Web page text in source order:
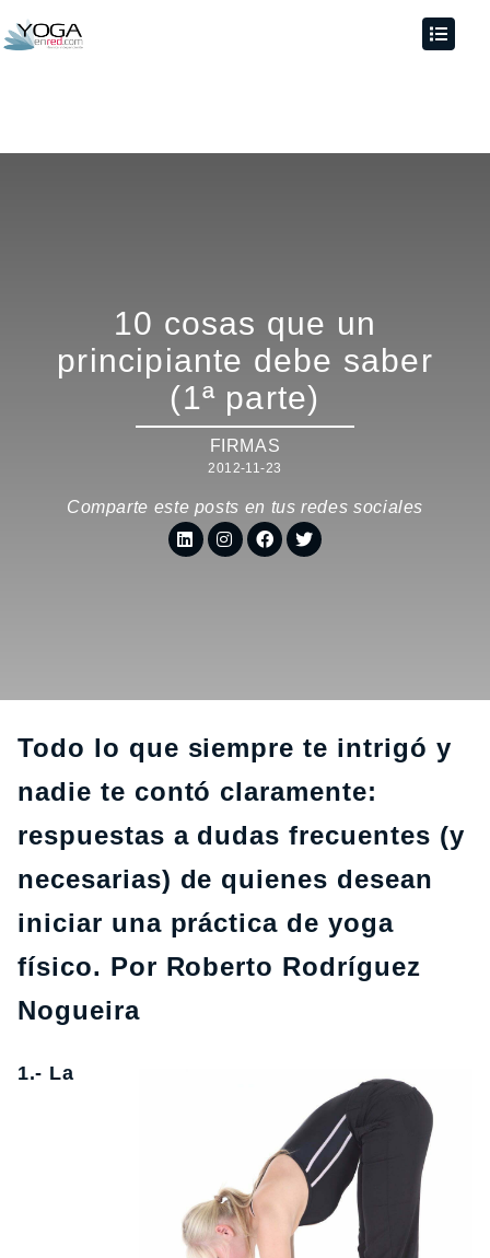
10 cosas que un
principiante debe saber
(1ª parte)
FIRMAS
2012-11-23
Comparte este posts en tus redes sociales
Todo lo que siempre te intrigó y
nadie te contó claramente:
respuestas a dudas frecuentes (y
necesarias) de quienes desean
iniciar una práctica de yoga
físico. Por Roberto Rodríguez
Nogueira
1.- La